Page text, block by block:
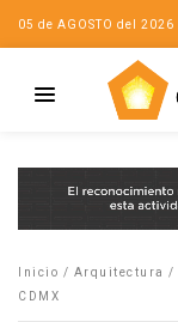
05 de AGOSTO del 2026
Inicio / Arquitectura /
CDMX